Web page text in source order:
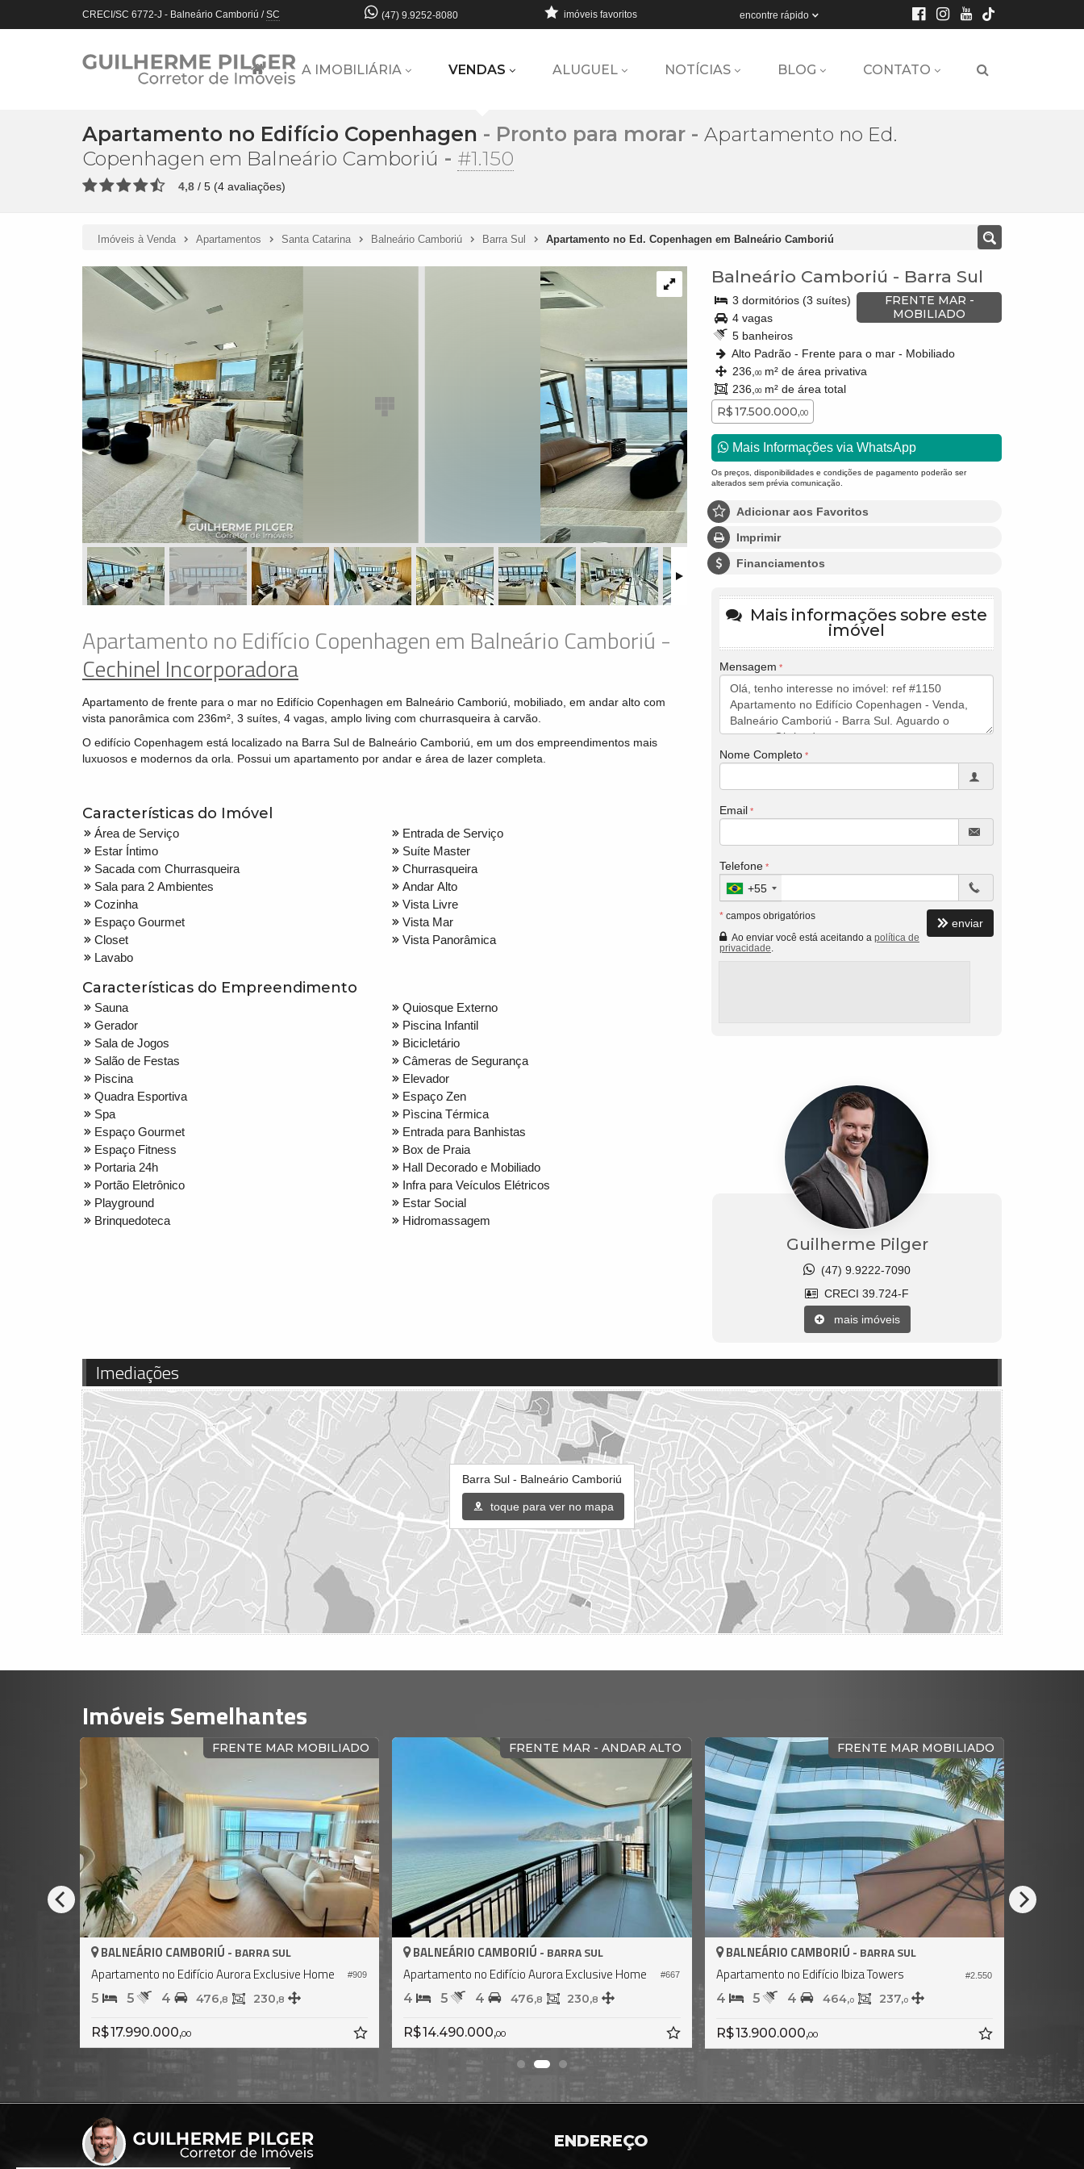
CRECI/SC 6772-J - Balneário Camboriú /SC (47) 9.9252-8080 encontre rápido
imóveis favoritos
A IMOBILIÁRIA VENDAS ALUGUEL NOTÍCIAS BLOG CONTATO
Apartamento no Edifício Copenhagen - Pronto para morar - Apartamento no Ed.
Copenhagen em Balneário Camboriú - #1.150
4,8 / 5 (4 avaliações)
Imóveis à Venda Apartamentos Santa Catarina Balneário Camboriú Barra Sul Apartamento no Ed. Copenhagen em Balneário Camboriú
Apartamento no Edifício Copenhagen em Balneário Camboriú -
Cechinel Incorporadora
Apartamento de frente para o mar no Edifício Copenhagen em Balneário Camboriú, mobiliado, em andar alto com
vista panorâmica com 236m², 3 suítes, 4 vagas, amplo living com churrasqueira à carvão.
O edifício Copenhagem está localizado na Barra Sul de Balneário Camboriú, em um dos empreendimentos mais
luxuosos e modernos da orla. Possui um apartamento por andar e área de lazer completa.
Características do Imóvel
Área de Serviço
Estar Íntimo
Sacada com Churrasqueira
Sala para 2 Ambientes
Cozinha
Espaço Gourmet
Closet
Lavabo
Entrada de Serviço
Suíte Master
Churrasqueira
Andar Alto
Vista Livre
Vista Mar
Vista Panorâmica
Características do Empreendimento
Sauna
Gerador
Sala de Jogos
Salão de Festas
Piscina
Quadra Esportiva
Spa
Espaço Gourmet
Espaço Fitness
Portaria 24h
Portão Eletrônico
Playground
Brinquedoteca
Quiosque Externo
Piscina Infantil
Bicicletário
Câmeras de Segurança
Elevador
Espaço Zen
Pìscina Térmica
Entrada para Banhistas
Box de Praia
Hall Decorado e Mobiliado
Infra para Veículos Elétricos
Estar Social
Hidromassagem
Balneário Camboriú - Barra Sul
FRENTE MAR -
MOBILIADO
3 dormitórios (3 suítes)
4 vagas
5 banheiros
Alto Padrão - Frente para o mar - Mobiliado
236, 00m² de área privativa
236, 00m² de área total
R$ 17.500.000,00
Mais Informações via WhatsApp
Os preços, disponibilidades e condições de pagamento poderão ser
alterados sem prévia comunicação.
Adicionar aos Favoritos
Imprimir
Financiamentos
Mais informações sobre este
imóvel
Mensagem
Nome Completo
Email
Telefone
+55
* campos obrigatórios
Ao enviar você está aceitando a política de
privacidade
enviar
Guilherme Pilger
(47) 9.9222-7090
CRECI 39.724-F
mais imóveis
Imediações
Barra Sul - Balneário Camboriú
toque para ver no mapa
Imóveis Semelhantes
FRENTE MAR MOBILIADO
#017
BALNEÁRIO CAMBORIÚ -BARRA SUL
Apartamento no Edifício Ibiza Towers
4 5 4 464,0 237,0
R$ 13.600.000,00
FRENTE MAR MOBILIADO
#1.443
BALNEÁRIO CAMBORIÚ -BARRA SUL
Apartamento no Edifício Ibiza Towers
4 5 4 464,0 237,0
R$ 13.600.000,00
FRENTE MAR
#1.617
BALNEÁRIO CAMBORIÚ -BARRA SUL
Apartamento no Edifício Aurora Exclusive Home
5 6 4 368,0 230,8
R$ 14.590.000,00
ENDEREÇO